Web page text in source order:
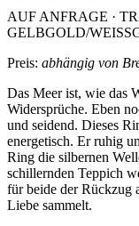
AUF ANFRAGE ·
GELBGOLD/
Preis: abhängig von
Das Meer ist, wie das
Widersprüche. Eben
und seidend. Dieses
energetisch. Er ruhig
Ring die silbernen
schillernden Teppich
für beide der Rückzug
Liebe sammelt.